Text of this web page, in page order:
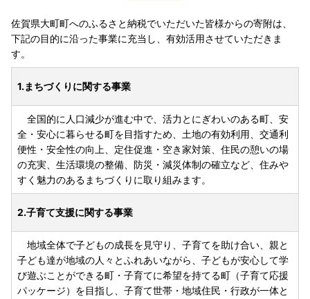
佐賀県大町町へのふるさと納税でいただいた皆様からの寄附は、
下記の目的に沿った事業に充当し、有効活用させていただきま
す。
1.まちづくりに関する事業
全国的に人口減少が進む中で、活力とにぎわいのある町、安
全・安心に暮らせる町を目指すため、土地の有効利用、交通利
便性・安全性の向上、定住促進・空き家対策、住民の憩いの場
の充実、生活環境の整備、防災・減災体制の確立など、住みや
すく魅力のあるまちづくりに取り組みます。
2.子育て支援に関する事業
地域全体で子どもの成長を見守り、子育てを助け合い、親と
子ども達が地域の人々とふれあいながら、子どもが安心して学
び遊ぶことができる町・子育てに希望を持てる町（子育て応援
パッケージ）を目指し、子育て世帯・地域住民・行政が一体と